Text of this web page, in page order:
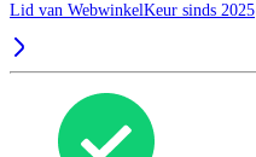
Lid van WebwinkelKeur sinds 2025